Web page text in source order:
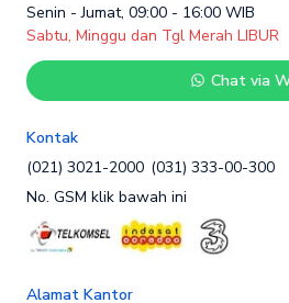
Senin - Jumat, 09:00 - 16:00 WIB
Sabtu, Minggu dan Tgl Merah LIBUR
Chat via
Kontak
(021) 3021-2000 (031) 333-00-300
No. GSM klik bawah ini
Alamat Kantor